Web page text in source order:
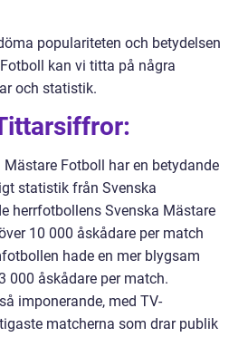
populariteten och betydelsen
kan vi titta på några
och statistik.
Fotboll har en betydande
statistik från Svenska
herrfotbollens Svenska Mästare
10 000 åskådare per match
hade en mer blygsam
000 åskådare per match.
imponerande, med TV-
matcherna som drar publik